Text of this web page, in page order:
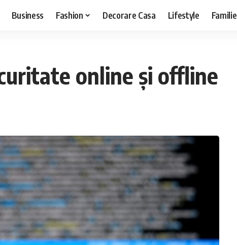
Business Fashion Decorare Casa Lifestyle Familie
online și offline